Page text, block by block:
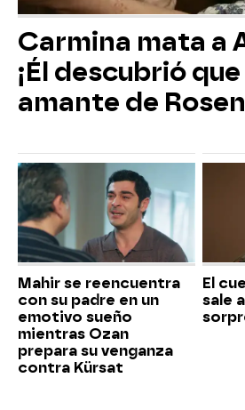
Carmina mata a
¡Él descubrió
amante de
Mahir se reencuentra
con su padre en un
emotivo sueño
mientras Ozan
prepara su venganza
contra Kürsat
El
sale